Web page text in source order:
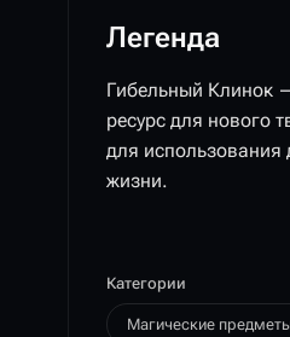
Легенда
Гибельный Клинок
ресурс для нового
для использования
жизни.
Категории
Магические